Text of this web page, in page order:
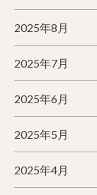
2025年8月
2025年7月
2025年6月
2025年5月
2025年4月